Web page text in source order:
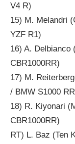
V4 R)
15) M. Melandri
YZF R1)
16) A. Delbianco
CBR1000RR)
17) M.
/ BMW S1000
18) R. Kiyonari
CBR1000RR)
RT) L. Baz (Ten